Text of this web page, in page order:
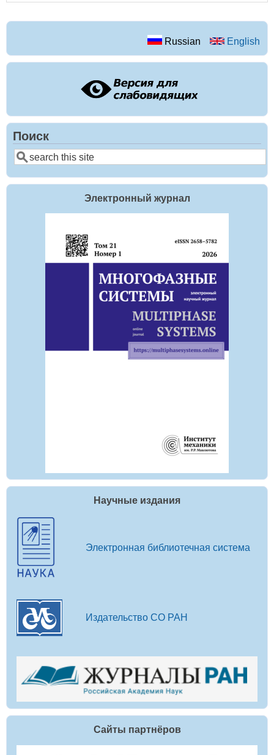
Russian English
Поиск
Поиск
Электронный журнал
Научные издания
Электронная библиотечная система
Издательство СО РАН
Сайты партнёров